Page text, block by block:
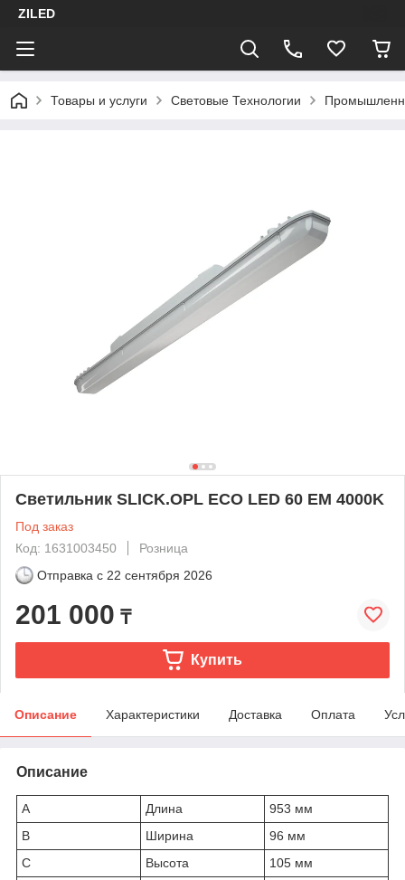
ZILED
Товары и услуги Световые Технологии
Светильник SLICK.OPL ECO LED 60 EM 4000K
Под заказ
Код: 1631003450
Розница
Отправка с 22 сентября 2026
201 000 ₸
Купить
Описание Характеристики Доставка Оплата
Описание
A Длина
953 мм
B
Ширина
96 мм
C
Высота
105 мм